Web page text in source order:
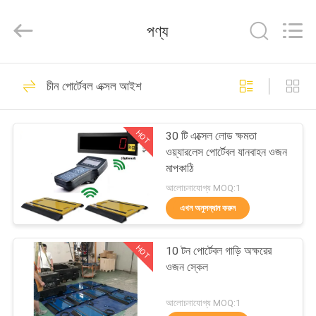
পণ্য
আমাদের
সম্বন্ধে
কারখানা
পরিদর্শন
Co.,Limited.
তল ঝাঁকনি আইশ
125
বেঞ্চ ঝাঁকনি আইশ
197
পণ্য
চীন পোর্টেবল এক্সল আইশ
HOT
30 টি এক্সেল লোড ক্ষমতা
ওয়্যারলেস পোর্টেবল যানবাহন ওজন
মাপকাঠি
আলোচনাযোগ্য MOQ:1
এখন অনুসন্ধান করুন
HOT
10 টন পোর্টেবল গাড়ি অক্ষরের
ওজন স্কেল
আলোচনাযোগ্য MOQ:1